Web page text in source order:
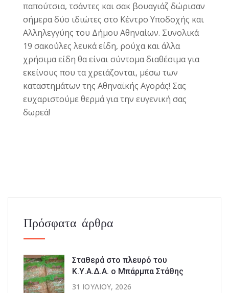
παπούτσια, τσάντες και σακ βουαγιάζ δώρισαν
σήμερα δύο ιδιώτες στο Κέντρο Υποδοχής και
Αλληλεγγύης του Δήμου Αθηναίων. Συνολικά
19 σακούλες λευκά είδη, ρούχα και άλλα
χρήσιμα είδη θα είναι σύντομα διαθέσιμα για
εκείνους που τα χρειάζονται, μέσω των
καταστημάτων της Αθηναϊκής Αγοράς! Σας
ευχαριστούμε θερμά για την ευγενική σας
δωρεά!
Πρόσφατα άρθρα
Σταθερά στο πλευρό του
Κ.Υ.Α.Δ.Α. ο Μπάρμπα Στάθης
31 ΙΟΥΛΊΟΥ, 2026